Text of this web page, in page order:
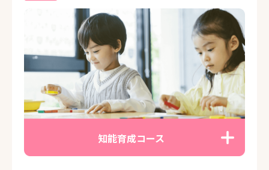
知能育成コース